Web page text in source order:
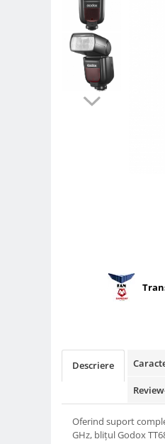
Obiective Cinematice
Teleconvertoare
Adaptoare montura / baioneta
Capace obiectiv si camera
Curatare si intretinere
Compatibil Sony
Blitz-uri circulare (Macro)
Adaptoare stativ port umbrela
Comander TTL
Descriere
Oferind suport
GHz, blițul Godox